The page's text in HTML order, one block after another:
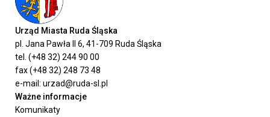
Urząd Miasta Ruda Śląska
pl. Jana Pawła II 6, 41-709 Ruda Śląska
tel. (+48 32) 244 90 00
fax (+48 32) 248 73 48
e-mail: urzad@ruda-sl.pl
Ważne informacje
Komunikaty